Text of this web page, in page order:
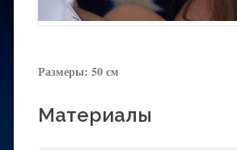
Размеры: 50 см
Материалы